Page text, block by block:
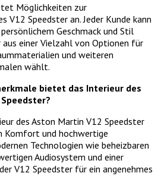
Möglichkeiten zur
V12 Speedster an. Jeder Kunde kann
Geschmack und Stil
einer Vielzahl von Optionen für
und weiteren
wählt.
bietet das Interieur des
des Aston Martin V12 Speedster
Komfort und hochwertige
Technologien wie beheizbaren
Audiosystem und einer
V12 Speedster für ein angenehmes